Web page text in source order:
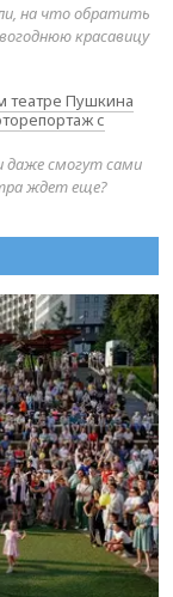
на что обратить
красавицу
театре Пушкина
с
даже смогут сами
ждет еще?